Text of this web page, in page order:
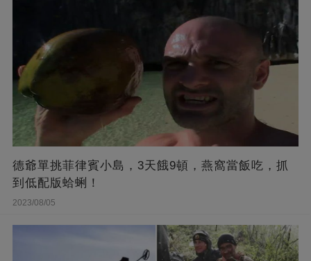
德爺單挑菲律賓小島，3天餓9頓，燕窩當飯吃，抓
到低配版蛤蜊！
2023/08/05